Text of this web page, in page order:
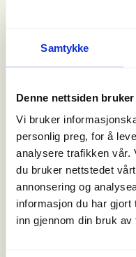
Samtykke
Denne nettsiden
Vi bruker
personlig preg, for å
analysere trafikken vår.
du bruker nettstedet
annonsering og
informasjon du har
inn gjennom din bruk av
Vi går igjennom
Veiledning i
organisasjonen.
Mulighet til å
frivilligmiljøer.
Det blir lett